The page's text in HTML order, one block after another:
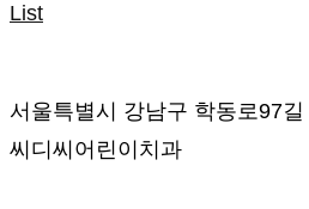
List
서울특별시 강남구 학동로97길
씨디씨어린이치과